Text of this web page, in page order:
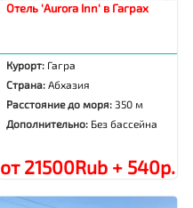
Отель 'Aurora Inn' в Гаграх
Курорт: Гагра
Страна:Абхазия
Расстояние до моря: 350 м
Дополнительно: Без бассейна
от 21500Rub + 540р.